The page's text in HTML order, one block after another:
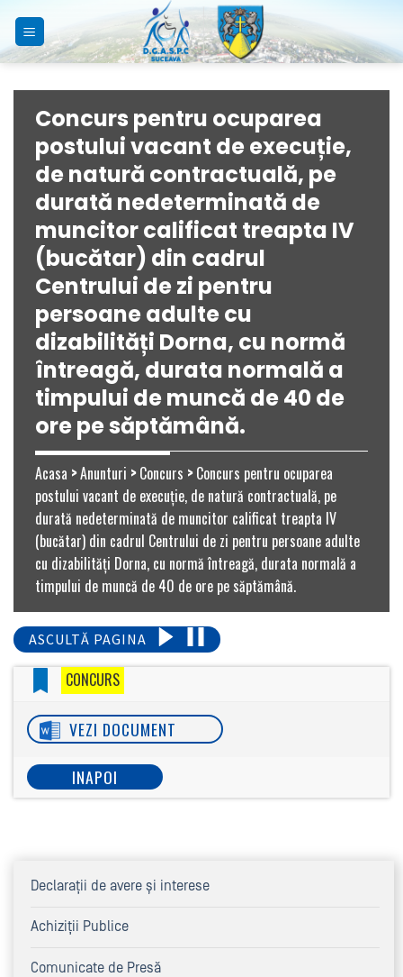
content
Concurs pentru ocuparea
postului vacant de execuție,
de natură contractuală, pe
durată nedeterminată de
muncitor calificat treapta IV
(bucătar) din cadrul
Centrului de zi pentru
persoane adulte cu
dizabilități Dorna, cu normă
întreagă, durata normală a
timpului de muncă de 40 de
ore pe săptămână.
Acasa >Anunturi >Concurs >Concurs pentru ocuparea
postului vacant de execuție, de natură contractuală, pe
durată nedeterminată de muncitor calificat treapta IV
(bucătar) din cadrul Centrului de zi pentru persoane adulte
cu dizabilități Dorna, cu normă întreagă, durata normală a
timpului de muncă de 40 de ore pe săptămână.
ASCULTĂ PAGINA
CONCURS
VEZI DOCUMENT
INAPOI
Declaraţii de avere şi interese
Achiziţii Publice
Comunicate de Presă